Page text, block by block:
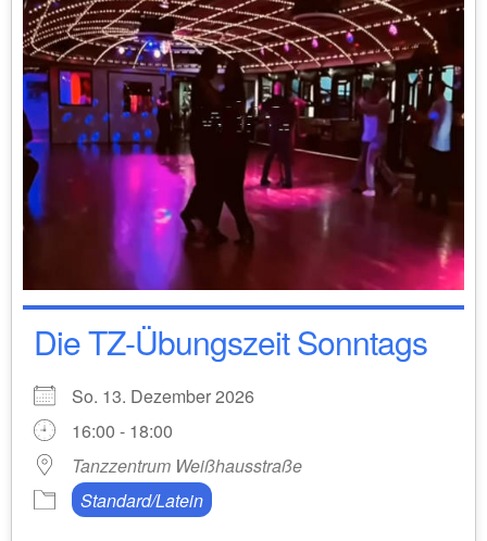
Die TZ-Übungszeit Sonntags
So. 13. Dezember 2026
16:00 - 18:00
Tanzzentrum Weißhausstraße
Standard/Latein